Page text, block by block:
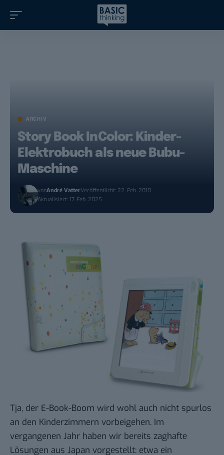
ARCHIV
Story Book InColor: Kinder-
Elektrobuch als neue Bubu-
Maschine
vonAndré VatterVeröffentlicht: 22. Feb. 2010
Aktualisiert: 17. Feb. 2025
Tja, der E-Book-Boom wird wohl auch nicht spurlos
an den Kinderzimmern vorbeigehen. Im
vergangenen Jahr haben wir bereits zaghafte
Lösungen aus Japan vorgestellt: etwa ein